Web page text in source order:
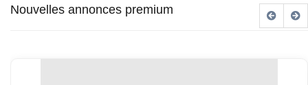
Nouvelles annonces premium